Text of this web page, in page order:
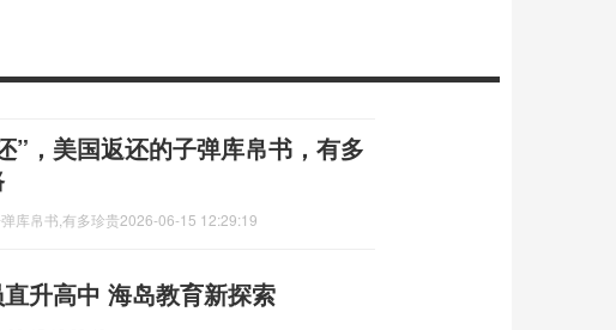
”，美国返还的子弹库帛书，有多
库帛书,有多珍贵2026-06-15 12:29:19
升高中 海岛教育新探索